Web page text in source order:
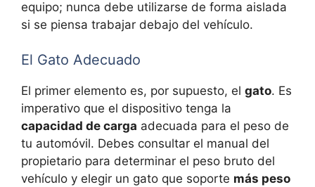
equipo; nunca debe utilizarse de forma aislada
si se piensa trabajar debajo del vehículo.
El Gato Adecuado
El primer elemento es, por supuesto, el gato. Es
imperativo que el dispositivo tenga la
capacidad de carga adecuada para el peso de
tu automóvil. Debes consultar el manual del
propietario para determinar el peso bruto del
vehículo y elegir un gato que soporte más peso